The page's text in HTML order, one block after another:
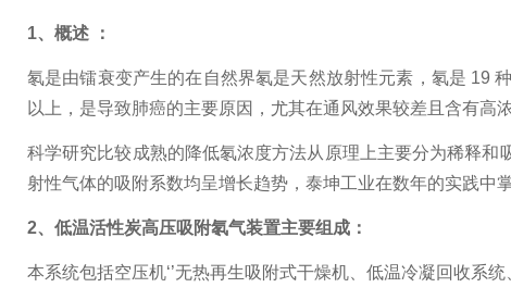
1、概述 ：
氡是由镭衰变产生的在自然界氡是天然放射性元素，氡是 19
以上，是导致肺癌的主要原因，尤其在通风效果较差且含有高
科学研究比较成熟的降低氡浓度方法从原理上主要分为稀释和
射性气体的吸附系数均呈增长趋势，泰坤工业在数年的实践中
2、 低温活性炭高压吸附氡气装置主要组成：
本系统包括空压机‘’无热再生吸附式干燥机、低温冷凝回收系